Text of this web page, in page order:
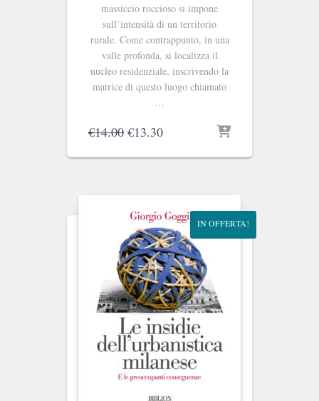
massiccio roccioso si impone
sull’in­tensità di un territorio
rurale. Come contrappunto, in una
valle profonda, si localizza il
nucleo residenziale, inscrivendo la
matrice di questo luogo chiamato
…
€14.00 Il
originale
€14.00.
€13.30Il
attuale
€13.30.
IN OFFERTA!